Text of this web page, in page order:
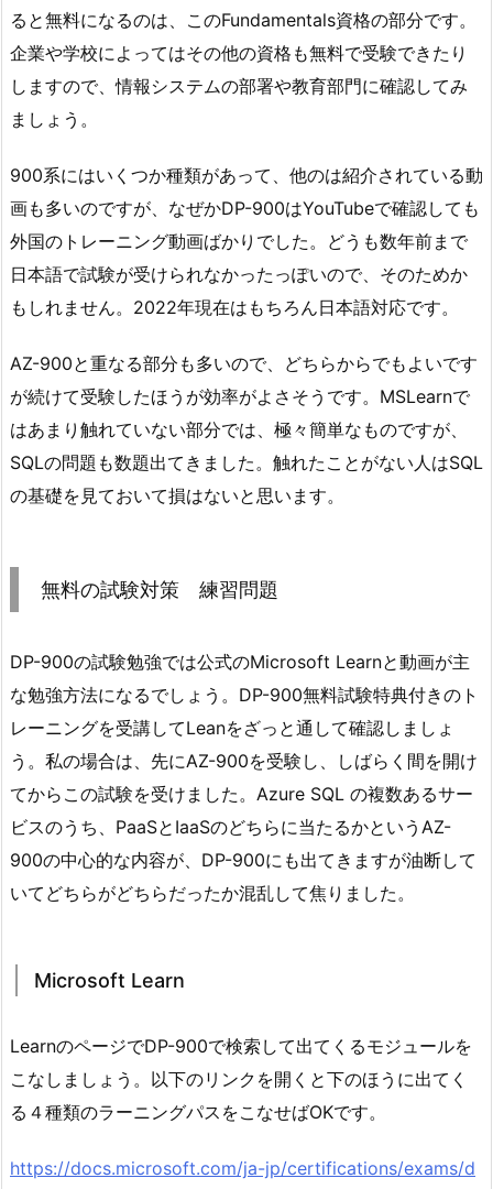
ると無料になるのは、このFundamentals資格の部分です。
企業や学校によってはその他の資格も無料で受験できたり
しますので、情報システムの部署や教育部門に確認してみ
ましょう。
900系にはいくつか種類があって、他のは紹介されている動
画も多いのですが、なぜかDP-900はYouTubeで確認しても
外国のトレーニング動画ばかりでした。どうも数年前まで
日本語で試験が受けられなかったっぽいので、そのためか
もしれません。2022年現在はもちろん日本語対応です。
AZ-900と重なる部分も多いので、どちらからでもよいです
が続けて受験したほうが効率がよさそうです。MSLearnで
はあまり触れていない部分では、極々簡単なものですが、
SQLの問題も数題出てきました。触れたことがない人はSQL
の基礎を見ておいて損はないと思います。
無料の試験対策 練習問題
DP-900の試験勉強では公式のMicrosoft Learnと動画が主
な勉強方法になるでしょう。DP-900無料試験特典付きのト
レーニングを受講してLeanをざっと通して確認しましょ
う。私の場合は、先にAZ-900を受験し、しばらく間を開け
てからこの試験を受けました。Azure SQL の複数あるサー
ビスのうち、PaaSとIaaSのどちらに当たるかというAZ-
900の中心的な内容が、DP-900にも出てきますが油断して
いてどちらがどちらだったか混乱して焦りました。
Microsoft Learn
LearnのページでDP-900で検索して出てくるモジュールを
こなしましょう。以下のリンクを開くと下のほうに出てく
る４種類のラーニングパスをこなせばOKです。
https://docs.microsoft.com/ja-jp/certifications/exams/d